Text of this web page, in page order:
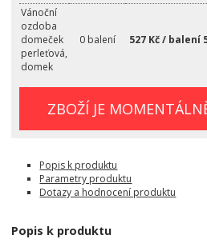
Vánoční
ozdoba
domeček
perleťová,
domek
0 balení 527 Kč / balení
ZBOŽÍ JE
Popis k produktu
Parametry produktu
Dotazy a hodnocení produktu
Popis k produktu